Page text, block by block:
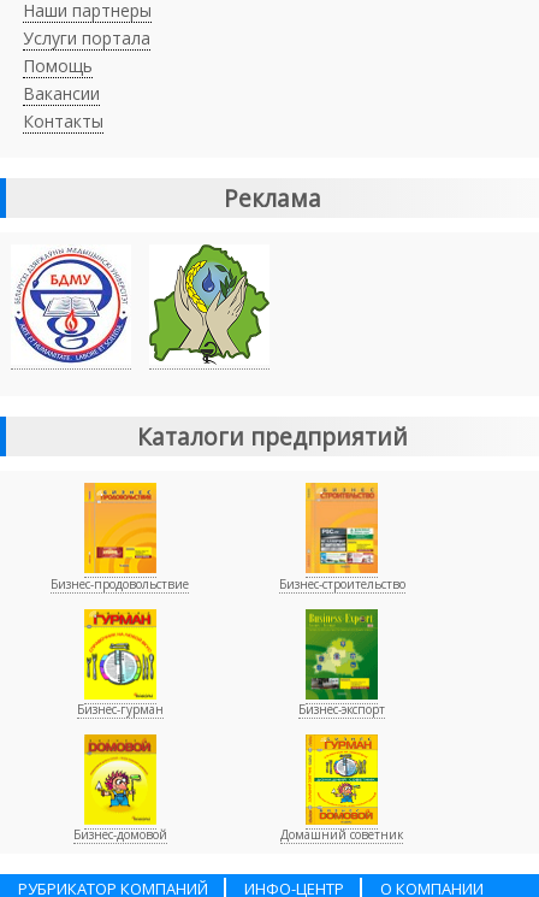
Наши партнеры
Услуги портала
Помощь
Вакансии
Контакты
Реклама
Каталоги предприятий
Бизнес-продовольствие Бизнес-строительство
Бизнес-гурман Бизнес-экспорт
Бизнес-домовой Домашний советник
РУБРИКАТОР КОМПАНИЙ ИНФО-ЦЕНТР О КОМПАНИИ